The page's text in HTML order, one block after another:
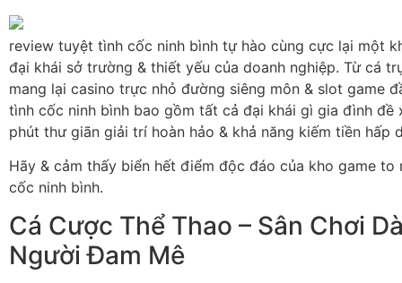
review tuyệt tình cốc ninh bình tự hào cùng cực lại một
đại khái sở trường & thiết yếu của doanh nghiệp. Từ cá
mang lại casino trực nhỏ đường siêng môn & slot game
tình cốc ninh bình bao gồm tất cả đại khái gì gia đình đề
phút thư giãn giải trí hoàn hảo & khả năng kiếm tiền hấp
Hãy & cảm thấy biển hết điểm độc đáo của kho game
cốc ninh bình.
Cá Cược Thể Thao – Sân Chơi
Người Đam Mê